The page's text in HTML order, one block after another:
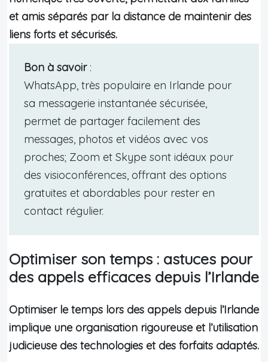
et amis séparés par la distance de maintenir des
liens forts et sécurisés.
Bon à savoir:
WhatsApp, très populaire en Irlande pour
sa messagerie instantanée sécurisée,
permet de partager facilement des
messages, photos et vidéos avec vos
proches; Zoom et Skype sont idéaux pour
des visioconférences, offrant des options
gratuites et abordables pour rester en
contact régulier.
Optimiser son temps : astuces pour
des appels efficaces depuis l’Irlande
Optimiser le temps lors des appels depuis l’Irlande
implique une organisation rigoureuse et l’utilisation
judicieuse des technologies et des forfaits adaptés.